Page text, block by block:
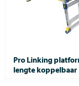
Pro Linking
lengte koppelbaar